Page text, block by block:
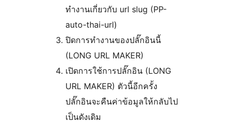
ทำงานเกี่ยวกับ url slug (PP-
auto-thai-url)
ปิดการทำงานของปลั๊กอินนี้
(LONG URL MAKER)
เปิดการใช้การปลั๊กอิน (LONG
URL MAKER) ตัวนี้อีกครั้ง
ปลั๊กอินจะคืนค่าข้อมูลให้กลับไป
เป็นดังเดิม